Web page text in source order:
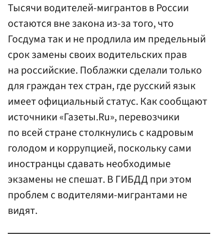
Тысячи водителей-мигрантов в России
остаются вне закона из-за того, что
Госдума так и не продлила им предельный
срок замены своих водительских прав
на российские. Поблажки сделали только
для граждан тех стран, где русский язык
имеет официальный статус. Как сообщают
источники «Газеты.Ru», перевозчики
по всей стране столкнулись с кадровым
голодом и коррупцией, поскольку сами
иностранцы сдавать необходимые
экзамены не спешат. В ГИБДД при этом
проблем с водителями-мигрантами не
видят.